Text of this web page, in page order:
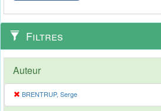
Filtres
Auteur
BRENTRUP, Serge